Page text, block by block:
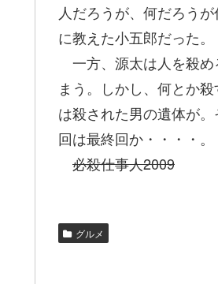
人だろうが、何だろう
に教えた小五郎だった。
一方、源太は人を殺め
まう。しかし、何とか
は殺された男の遺体が
回は最終回か・・・・。
必殺仕事人2009
グルメ